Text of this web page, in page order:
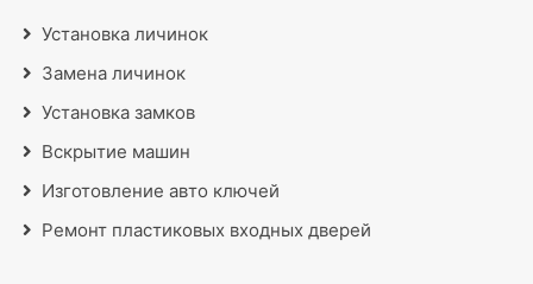
Установка личинок
Замена личинок
Установка замков
Вскрытие машин
Изготовление авто ключей
Ремонт пластиковых входных дверей